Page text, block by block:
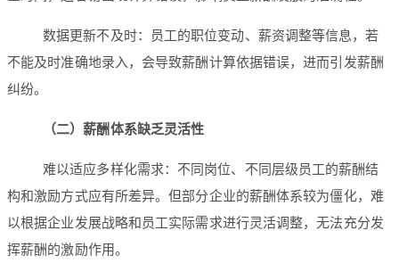
数据更新不及时：员工的职位变动、薪资调整等信息，若
不能及时准确地录入，会导致薪酬计算依据错误，进而引发薪酬
纠纷。
（二）薪酬体系缺乏灵活性
难以适应多样化需求：不同岗位、不同层级员工的薪酬结
构和激励方式应有所差异。但部分企业的薪酬体系较为僵化，难
以根据企业发展战略和员工实际需求进行灵活调整，无法充分发
挥薪酬的激励作用。